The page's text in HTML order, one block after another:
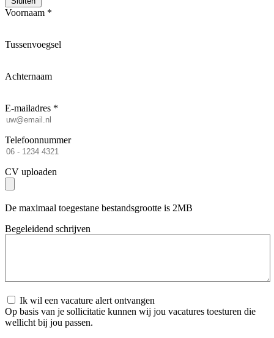
Voornaam *
Tussenvoegsel
Achternaam
E-mailadres *
Telefoonnummer
CV uploaden
De maximaal toegestane bestandsgrootte is 2MB
Begeleidend schrijven
Ik wil een vacature alert ontvangen
Op basis van je sollicitatie kunnen wij jou vacatures toesturen die
wellicht bij jou passen.